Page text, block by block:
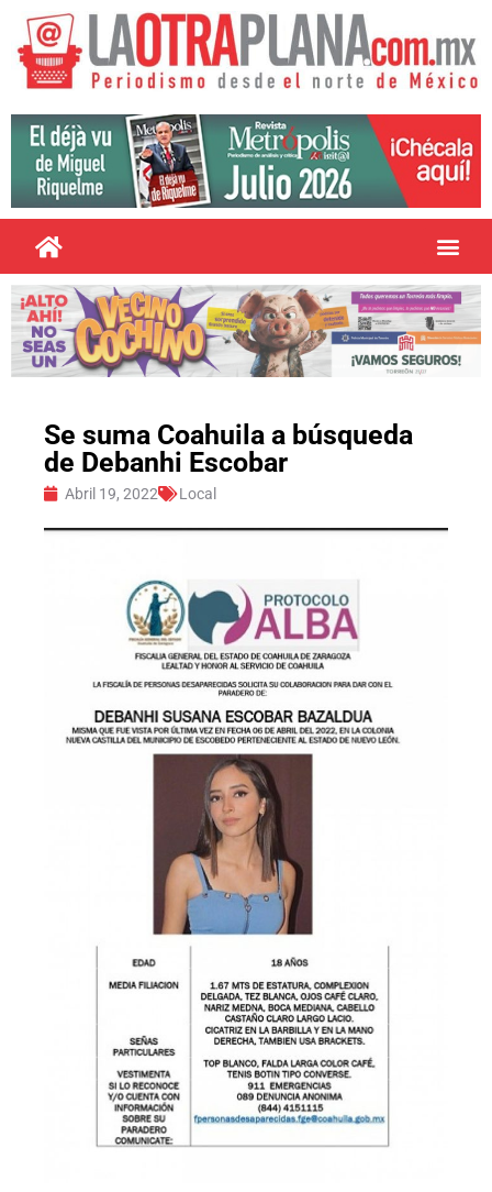
Se suma Coahuila a búsqueda
de Debanhi Escobar
Abril 19, 2022 Local